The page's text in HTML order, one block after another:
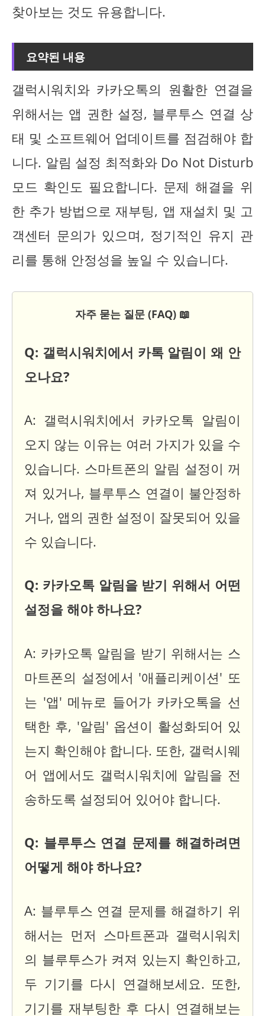
찾아보는 것도 유용합니다.
요약된 내용
갤럭시워치와 카카오톡의 원활한 연결을
위해서는 앱 권한 설정, 블루투스 연결 상
태 및 소프트웨어 업데이트를 점검해야 합
니다. 알림 설정 최적화와 Do Not Disturb
모드 확인도 필요합니다. 문제 해결을 위
한 추가 방법으로 재부팅, 앱 재설치 및 고
객센터 문의가 있으며, 정기적인 유지 관
리를 통해 안정성을 높일 수 있습니다.
자주 묻는 질문 (FAQ) 📖
Q: 갤럭시워치에서 카톡 알림이 왜 안
오나요?
A: 갤럭시워치에서 카카오톡 알림이
오지 않는 이유는 여러 가지가 있을 수
있습니다. 스마트폰의 알림 설정이 꺼
져 있거나, 블루투스 연결이 불안정하
거나, 앱의 권한 설정이 잘못되어 있을
수 있습니다.
Q: 카카오톡 알림을 받기 위해서 어떤
설정을 해야 하나요?
A: 카카오톡 알림을 받기 위해서는 스
마트폰의 설정에서 '애플리케이션' 또
는 '앱' 메뉴로 들어가 카카오톡을 선
택한 후, '알림' 옵션이 활성화되어 있
는지 확인해야 합니다. 또한, 갤럭시웨
어 앱에서도 갤럭시워치에 알림을 전
송하도록 설정되어 있어야 합니다.
Q: 블루투스 연결 문제를 해결하려면
어떻게 해야 하나요?
A: 블루투스 연결 문제를 해결하기 위
해서는 먼저 스마트폰과 갤럭시워치
의 블루투스가 켜져 있는지 확인하고,
두 기기를 다시 연결해보세요. 또한,
기기를 재부팅한 후 다시 연결해보는